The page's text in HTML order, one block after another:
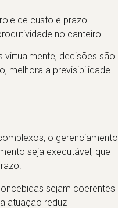
de custo e prazo.
no canteiro.
virtualmente, decisões são
melhora a previsibilidade
o gerenciamento
seja executável, que
sejam coerentes
atuação reduz